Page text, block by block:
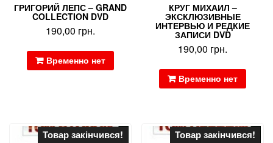
ГРИГОРИЙ ЛЕПС – GRAND
COLLECTION DVD
190,00 грн.
Временно нет
КРУГ МИХАИЛ –
ЭКСКЛЮЗИВНЫЕ
ИНТЕРВЬЮ И РЕДКИЕ
ЗАПИСИ DVD
190,00 грн.
Временно нет
Товар закінчився! Товар закінчився!